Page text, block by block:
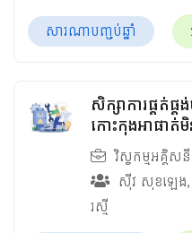
សារណាបញ្ចប់ឆ្នាំ
សិក្សាការផ្គត់ផ្
កោះកុងអាផាត់
វិស្វកម្មអគ្គិសនី
ស៊ីវ សុខឡេង,
រស្មី